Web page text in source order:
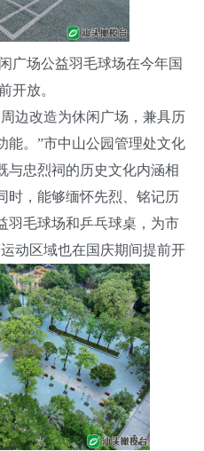
广场公益羽毛球场在今年国
开放。
改造为休闲广场，兼具历
能。”市中山公园管理处文化
与忠烈祠的历史文化内涵相
时，能够缅怀先烈、铭记历
羽毛球场和乒乓球桌，为市
动区域也在国庆期间提前开